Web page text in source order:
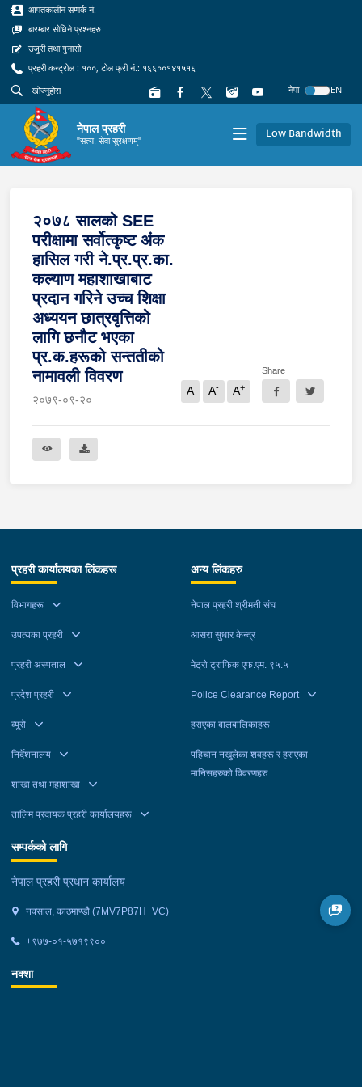
आपतकालीन सम्पर्क नं.
बारम्बार सोधिने प्रश्नहरु
उजुरी तथा गुनासो
प्रहरी कन्ट्रोल : १००, टोल फ्री नं.: १६६००१४१५१६
नेपा
EN
नेपाल प्रहरी
"सत्य, सेवा सुरक्षणम्" Low Bandwidth
२०७८ सालको SEE
परीक्षामा सर्वोत्कृष्ट अंक
हासिल गरी ने.प्र.प्र.का.
कल्याण महाशाखाबाट
प्रदान गरिने उच्च शिक्षा
अध्ययन छात्रवृत्तिको
लागि छनौट भएका
प्र.क.हरूको सन्ततीको
नामावली विवरण
२०७९-०९-२०
A A- A+
Share
प्रहरी कार्यालयका लिंकहरू
विभागहरू
उपत्यका प्रहरी
प्रहरी अस्पताल
प्रदेश प्रहरी
व्यूरो
निर्देशनालय
शाखा तथा महाशाखा
तालिम प्रदायक प्रहरी कार्यालयहरू
अन्य लिंकहरु
नेपाल प्रहरी श्रीमती संघ
आसरा सुधार केन्द्र
मेट्रो ट्राफिक एफ.एम. ९५.५
Police Clearance Report
हराएका बालबालिकाहरू
पहिचान नखुलेका शवहरू र हराएका
मानिसहरुको विवरणहरु
सम्पर्कको लागि
नेपाल प्रहरी प्रधान कार्यालय
नक्साल, काठमाण्डौ (7MV7P87H+VC)
+९७७-०१-५७१९९००
नक्शा